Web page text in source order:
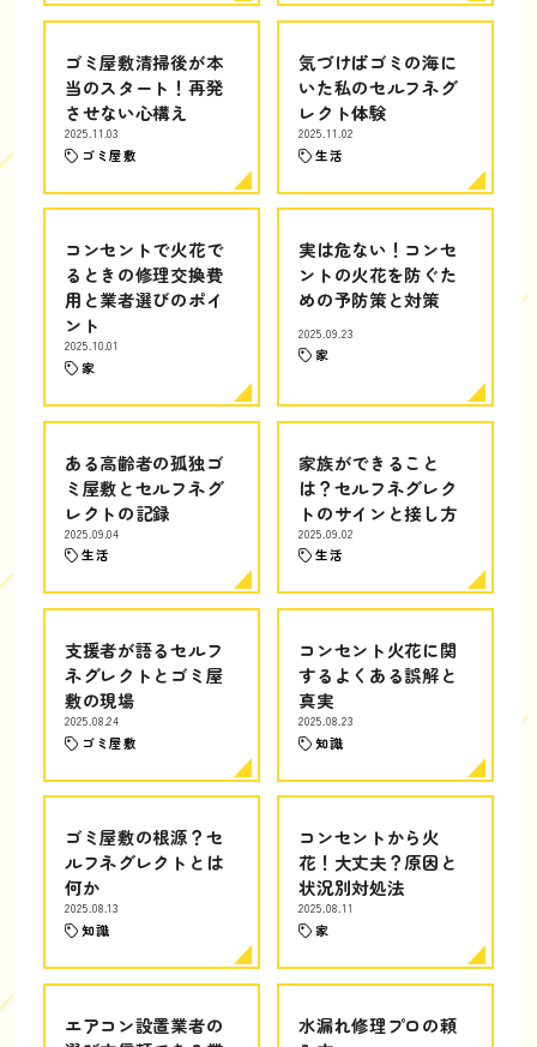
ゴミ屋敷清掃後が本
当のスタート！再発
させない心構え
2025.11.03
ゴミ屋敷
気づけばゴミの海に
いた私のセルフネグ
レクト体験
2025.11.02
生活
コンセントで火花で
るときの修理交換費
用と業者選びのポイ
ント
2025.10.01
家
実は危ない！コンセ
ントの火花を防ぐた
めの予防策と対策
2025.09.23
家
ある高齢者の孤独ゴ
ミ屋敷とセルフネグ
レクトの記録
2025.09.04
生活
家族ができること
は？セルフネグレク
トのサインと接し方
2025.09.02
生活
支援者が語るセルフ
ネグレクトとゴミ屋
敷の現場
2025.08.24
ゴミ屋敷
コンセント火花に関
するよくある誤解と
真実
2025.08.23
知識
ゴミ屋敷の根源？セ
ルフネグレクトとは
何か
2025.08.13
知識
コンセントから火
花！大丈夫？原因と
状況別対処法
2025.08.11
家
エアコン設置業者の
水漏れ修理プロの頼